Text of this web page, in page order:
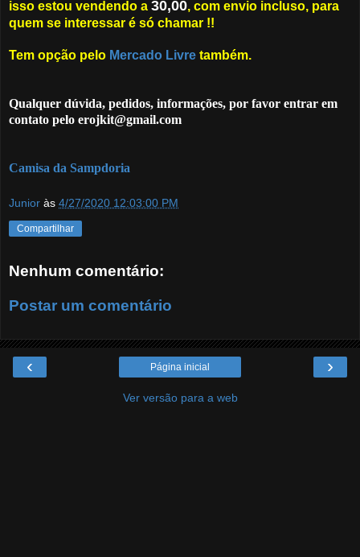
isso estou vendendo a 30,00, com envio incluso, para
quem se interessar é só chamar !!
Tem opção pelo Mercado Livre também.
Qualquer dúvida, pedidos, informações, por favor entrar em
contato pelo erojkit@gmail.com
Camisa da Sampdoria
Junior às 4/27/2020 12:03:00 PM
Compartilhar
Nenhum comentário:
Postar um comentário
‹ ›
Página inicial
Ver versão para a web